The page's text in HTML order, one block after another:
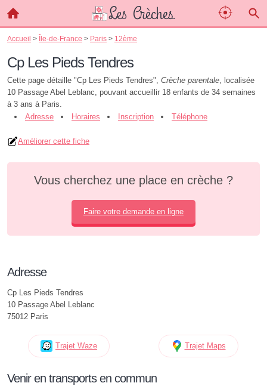
Accueil > Île-de-France > Paris > 12ème
Cp Les Pieds Tendres
Cette page détaille "Cp Les Pieds Tendres", Crèche parentale, localisée
10 Passage Abel Leblanc, pouvant accueillir 18 enfants de 34 semaines
à 3 ans à Paris.
Adresse
Horaires Inscription Téléphone
Améliorer cette fiche
Vous cherchez une place en crèche ?
Faire votre demande en ligne
Adresse
Cp Les Pieds Tendres
10 Passage Abel Leblanc
75012 Paris
Trajet Waze Trajet Maps
Venir en transports en commun